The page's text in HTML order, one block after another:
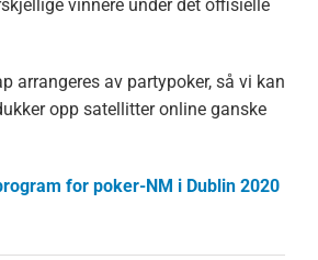
vinnere under det offisielle
arrangeres av partypoker, så vi kan
opp satellitter online ganske
for poker-NM i Dublin 2020